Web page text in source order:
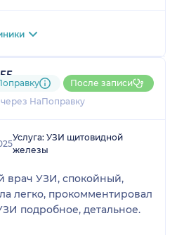
НаПоправку
После записи
Услуга: УЗИ щитовидной
железы
врач УЗИ, спокойный,
легко, прокомментировал
подробное, детальное.